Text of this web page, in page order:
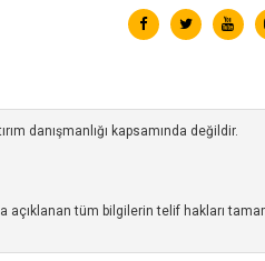
danışmanlığı kapsamında değildir.
tüm bilgilerin telif hakları